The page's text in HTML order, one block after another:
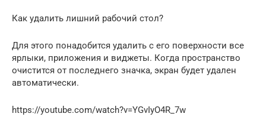
Как удалить лишний рабочий стол?
Для этого понадобится удалить с его поверхности все
ярлыки, приложения и виджеты. Когда пространство
очистится от последнего значка, экран будет удален
автоматически.
https://youtube.com/watch?v=YGvIyO4R_7w